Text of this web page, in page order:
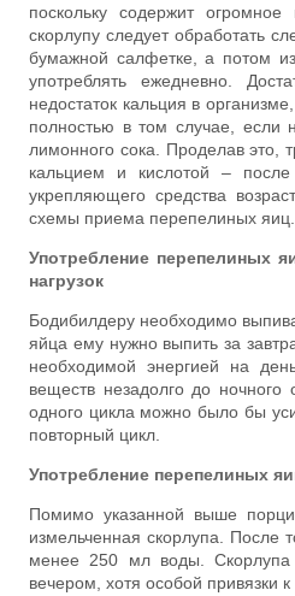
поскольку содержит
скорлупу следует обработать
бумажной салфетке, а потом
употреблять ежедневно.
недостаток кальция в
полностью в том случае, если
лимонного сока. Проделав это,
кальцием и кислотой – после
укрепляющего средства
схемы приема перепелиных яиц.
Употребление перепелиных
нагрузок
Бодибилдеру необходимо
яйца ему нужно выпить за
необходимой энергией на
веществ незадолго до ночного
одного цикла можно было бы
повторный цикл.
Употребление перепелиных
Помимо указанной выше
измельченная скорлупа. После
менее 250 мл воды. Скорлупа
вечером, хотя особой привязки